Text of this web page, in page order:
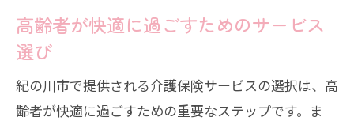
高齢者が快適に過ごすためのサービス
選び
紀の川市で提供される介護保険サービスの選択は、高
齢者が快適に過ごすための重要なステップです。ま